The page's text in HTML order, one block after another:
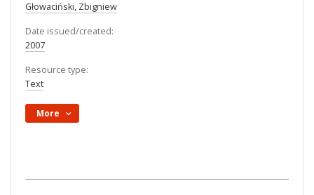
Głowaciński, Zbigniew
Date issued/created:
2007
Resource type:
Text
More